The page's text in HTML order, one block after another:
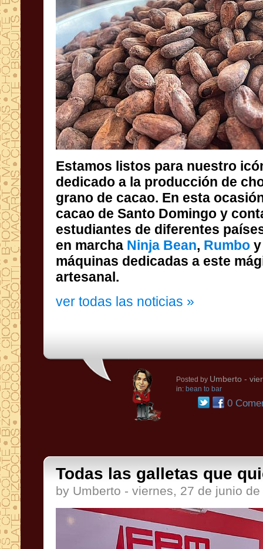
Estamos listos para nuestro
dedicado a la producción de
grano de cacao. En esta ocasión,
cacao de Santo Domingo y
estudiantes de diferentes países
en marcha Ninja Bean, Rumbo
artesanal.
ver todas las noticias »
Posted by Umberto -
in: bean to bar
0
Todas las galletas que
by Umberto - viernes, 27 de junio